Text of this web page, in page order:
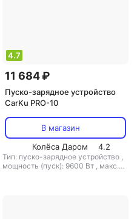
4.7
11 684 ₽
Пуско-зарядное устройство
CarKu PRO-10
В магазин
Колёса Даром
4.2
Тип: пуско-зарядное устройство ,
мощность (пуск): 9600 Вт , макс.